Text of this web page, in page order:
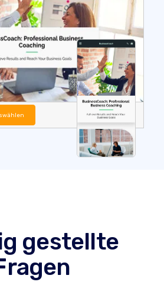
gestellte